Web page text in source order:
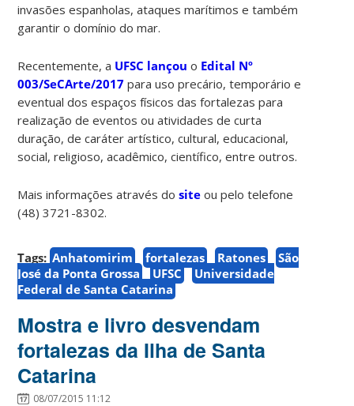
invasões espanholas, ataques marítimos e também
garantir o domínio do mar.
Recentemente, a UFSC lançou o Edital Nº
003/SeCArte/2017 para uso precário, temporário e
eventual dos espaços físicos das fortalezas para
realização de eventos ou atividades de curta
duração, de caráter artístico, cultural, educacional,
social, religioso, acadêmico, científico, entre outros.
Mais informações através dosite ou pelo telefone
(48) 3721-8302.
Tags: Anhatomirim fortalezas Ratones
São
José da Ponta Grossa
UFSC
Universidade
Federal de Santa Catarina
Mostra e livro desvendam
fortalezas da Ilha de Santa
Catarina
08/07/2015 11:12